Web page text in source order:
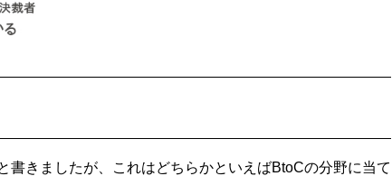
きましたが、これはどちらかといえばBtoCの分野に当て